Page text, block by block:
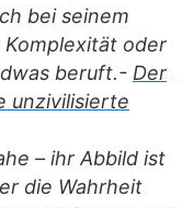
bei seinem
oder
beruft.- Der
unzivilisierte
– ihr Abbild ist
die Wahrheit